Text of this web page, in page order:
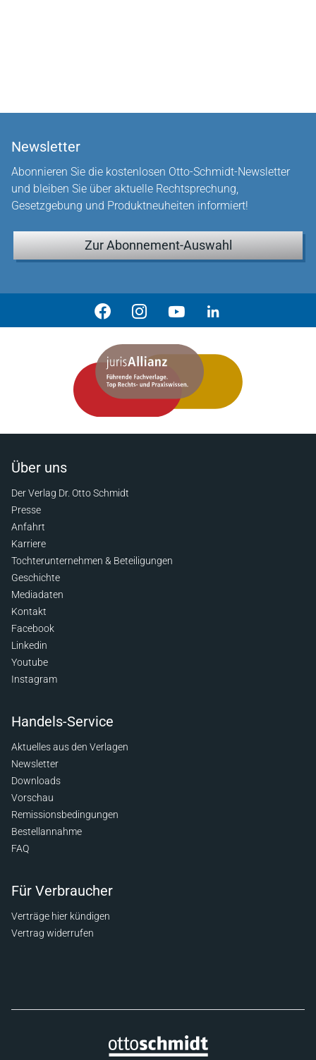
Newsletter
Abonnieren Sie die kostenlosen Otto-Schmidt-Newsletter
und bleiben Sie über aktuelle Rechtsprechung,
Gesetzgebung und Produktneuheiten informiert!
Zur Abonnement-Auswahl
Über uns
Der Verlag Dr. Otto Schmidt
Presse
Anfahrt
Karriere
Tochterunternehmen & Beteiligungen
Geschichte
Mediadaten
Kontakt
Facebook
Linkedin
Youtube
Instagram
Handels-Service
Aktuelles aus den Verlagen
Newsletter
Downloads
Vorschau
Remissionsbedingungen
Bestellannahme
FAQ
Für Verbraucher
Verträge hier kündigen
Vertrag widerrufen